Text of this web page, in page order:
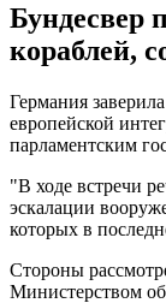
Бундесвер
кораблей,
Германия
европейской
парламентским
"В ходе встречи
эскалации
которых в
Стороны
Министерством